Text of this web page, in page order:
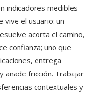
indicadores medibles
vive el usuario: un
acorta el camino,
confianza; uno que
entrega
añade fricción. Trabajar
contextuales y